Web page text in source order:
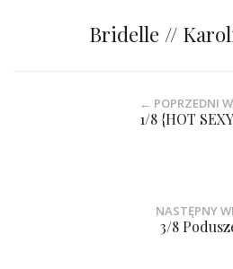
Bridelle //
← POPRZEDNI
1/8 {HOT
NASTĘPNY
3/8